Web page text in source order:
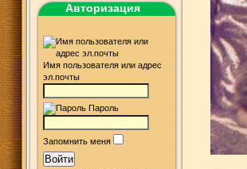
Авторизация
Имя пользователя или адрес
эл.почты
Пароль
Запомнить меня
Войти